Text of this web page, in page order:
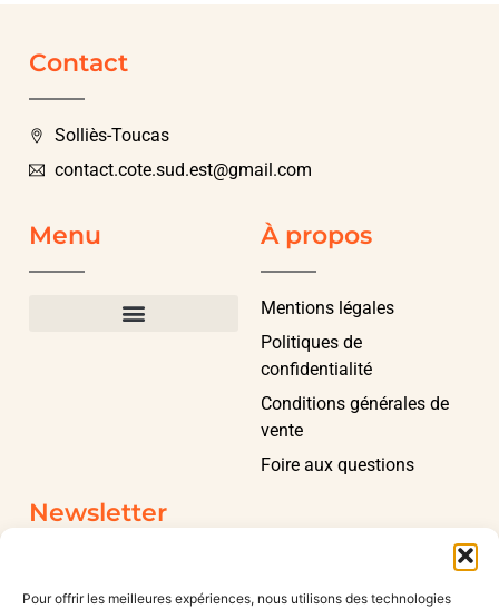
Pour offrir les meilleures expériences, nous utilisons des technologies
Contact
Solliès-Toucas
contact.cote.sud.est@gmail.com
Menu À propos
Mentions légales
Politiques de
confidentialité
Conditions générales de
vente
Foire aux questions
Newsletter